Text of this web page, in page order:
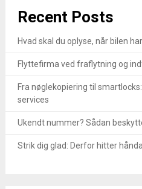
Recent Posts
Hvad skal du oplyse, når bilen
Flyttefirma ved fraflytning og
Fra nøglekopiering til
services
Ukendt nummer? Sådan
Strik dig glad: Derfor hitter